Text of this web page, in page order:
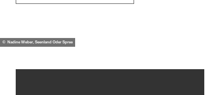
© Nadine Weber, Seenland Oder Spree